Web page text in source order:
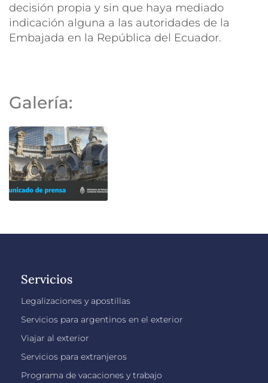
decisión propia y sin que haya mediado
indicación alguna a las autoridades de la
Embajada en la República del Ecuador.
Galería:
Servicios
Legalizaciones y apostillas
Servicios para argentinos en el exterior
Viajar al exterior
Servicios para extranjeros
Programa de vacaciones y trabajo